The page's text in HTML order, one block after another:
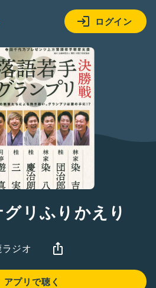
ログイン
リふりかえり
ジオ
アプリで聴く